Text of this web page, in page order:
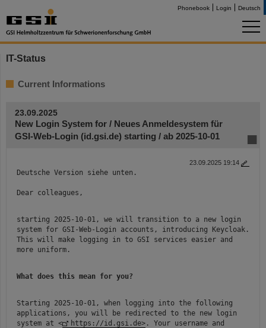
Phonebook Login Deutsch
IT-Status
Current Informations
23.09.2025
New Login System for / Neues Anmeldesystem für
GSI-Web-Login (id.gsi.de) starting / ab 2025-10-01
23.09.2025 19:14
Deutsche Version siehe unten.
Dear colleagues,
starting 2025-10-01, we will transition to a new login
system for GSI-Web-Login accounts, introducing Keycloak.
This will make logging in to GSI services easier and
more uniform.
What does this mean for you?
Starting 2025-10-01, when logging into the following
applications, you will be redirected to the new login
system at <
https://id.gsi.de> . Your username and